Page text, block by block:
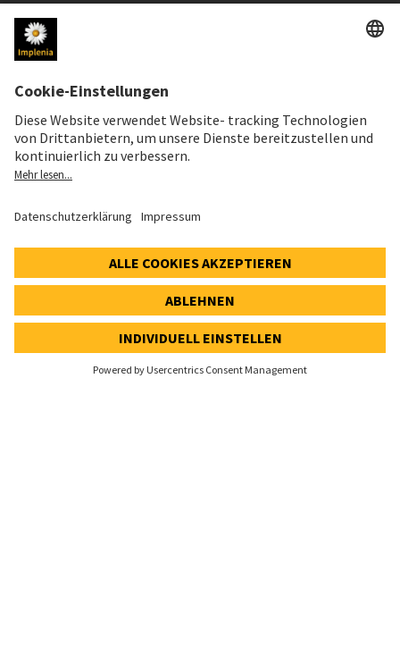
Berufserfahrene
Lernende
Benefits
RECHTLICHES
Impressum
Cookie-Einstellungen